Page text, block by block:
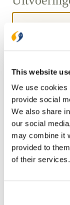
This website
We use cookies
provide social
We also share
our social
may combine it
provided to
of their services.
€ 14,99
Hardback
€ 17,99
Bezorging
Gratis
Gratis